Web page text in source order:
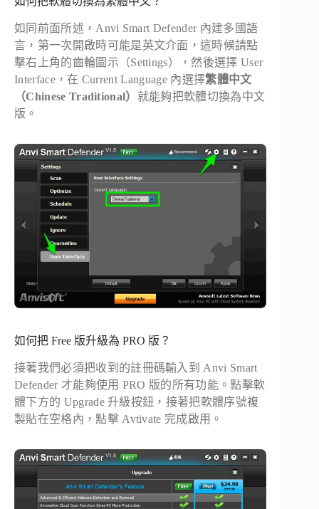
如同前面所述，Anvi Smart Defender 內建多國語
言，第一次開啟時可能是英文介面，這時候請點
擊右上角的齒輪圖示（Settings），然後選擇 User
Interface，在 Current Language 內選擇繁體中文
（Chinese Traditional） 就能夠把軟體切換為中文
版。
如何把 Free 版升級為 PRO 版？
接著我們必須把收到的註冊碼輸入到 Anvi Smart
Defender 才能夠使用 PRO 版的所有功能。點擊軟
體下方的 Upgrade 升級按鈕，接著把軟體序號複
製貼在空格內，點擊 Avtivate 完成啟用。